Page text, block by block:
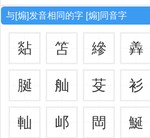
与[煽]发音相同的字 [煽]同音字
煔 笘 縿 羴
脠 舢 芟 衫
軕 邖 閊 鯅